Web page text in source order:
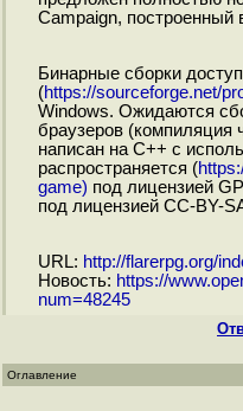
Campaign, построенный
Бинарные сборки
(https://sourceforge.net/
Windows. Ожидаются
браузеров (компиляция
написан на C++ с
распространяется (
game) под лицензией
под лицензией CC-BY-
URL: http://flarerpg.org/
Новость: https://
num=48245
Оглавление